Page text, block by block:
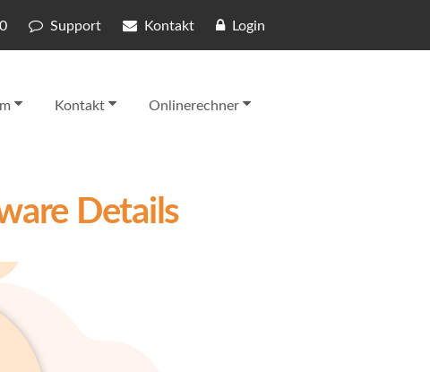
Support Kontakt Login
Kontakt Onlinerechner
Details